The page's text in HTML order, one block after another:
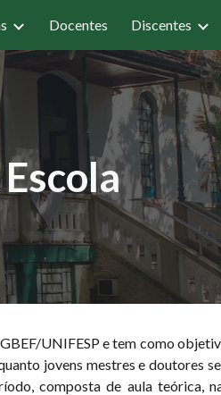
Skip to navigation
Docentes Discentes
UNIFESP e tem como
jovens mestres e doutores
composta de aula teórica,